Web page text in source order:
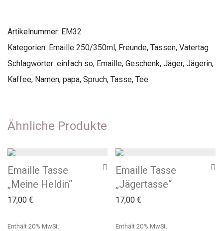
Artikelnummer: EM32
Kategorien: Emaille 250/350ml, Freunde, Tassen, Vatertag
Schlagwörter: einfach so, Emaille, Geschenk, Jäger, Jägerin,
Kaffee, Namen, papa, Spruch, Tasse, Tee
Ähnliche Produkte
Emaille Tasse
„Meine Heldin“
17,00 €
Enthält 20% MwSt.
Emaille Tasse
„Jägertasse“
17,00 €
Enthält 20% MwSt.